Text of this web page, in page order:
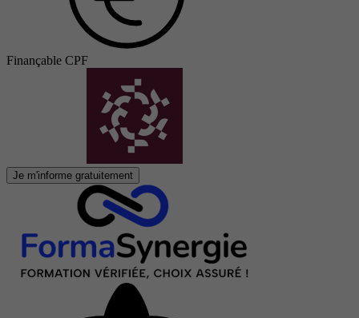
Finançable CPF
Je m'informe gratuitement